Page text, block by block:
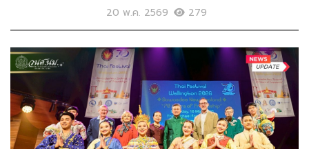
20 พ.ค. 2569 279